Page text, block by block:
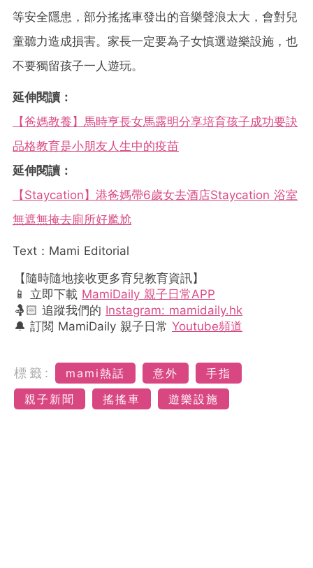
等安全隱患，部分搖搖車發出的音樂聲浪太大，會對兒
童聽力造成損害。家長一定要為子女慎選遊樂設施，也
不要獨留孩子一人遊玩。
延伸閱讀：
【爸媽教養】馬時亨長女馬露明分享培育孩子成功要訣
品格教育是小朋友人生中的疫苗
延伸閱讀：
【Staycation】港爸媽帶6歲女去酒店Staycation 浴室
無遮無掩去廁所好尷尬
Text：Mami Editorial
【隨時隨地接收更多育兒教育資訊】
📱 立即下載 MamiDaily 親子日常APP
🤱🏻 追蹤我們的 Instagram: mamidaily.hk
🔔 訂閱 MamiDaily 親子日常 Youtube頻道
標籤: mami熱話 意外
手指
親子新聞
搖搖車 遊樂設施